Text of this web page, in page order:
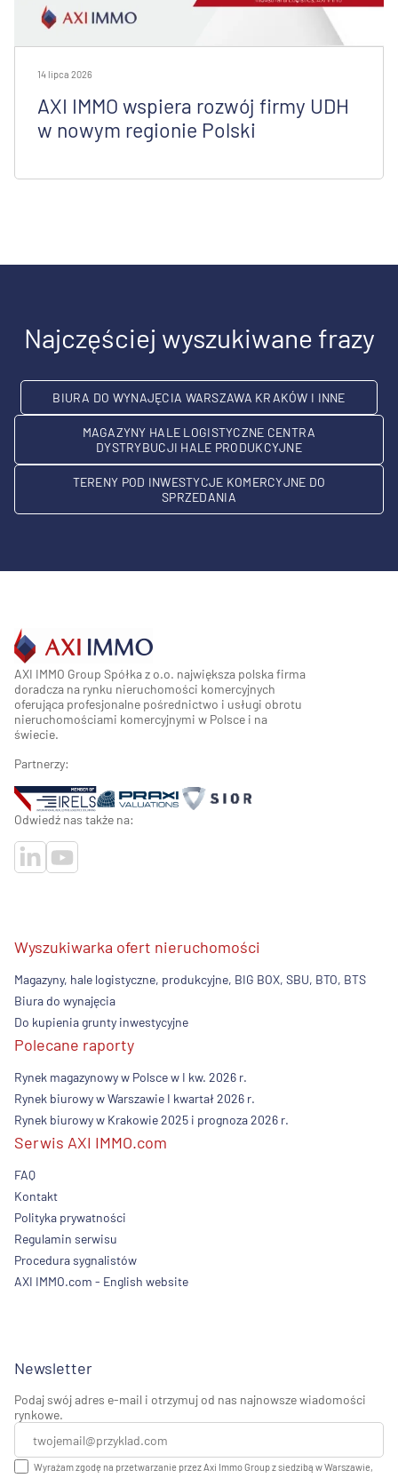
14 lipca 2026
AXI IMMO wspiera rozwój firmy UDH
w nowym regionie Polski
Najczęściej wyszukiwane frazy
BIURA DO WYNAJĘCIA WARSZAWA KRAKÓW I INNE
MAGAZYNY HALE LOGISTYCZNE CENTRA
DYSTRYBUCJI HALE PRODUKCYJNE
TERENY POD INWESTYCJE KOMERCYJNE DO
SPRZEDANIA
AXI IMMO Group Spółka z o.o. największa polska firma
doradcza na rynku nieruchomości komercyjnych
oferująca profesjonalne pośrednictwo i usługi obrotu
nieruchomościami komercyjnymi w Polsce i na
świecie.
Partnerzy:
Odwiedź nas także na:
Wyszukiwarka ofert nieruchomości
Magazyny, hale logistyczne, produkcyjne, BIG BOX, SBU, BTO, BTS
Biura do wynajęcia
Do kupienia grunty inwestycyjne
Polecane raporty
Rynek magazynowy w Polsce w I kw. 2026 r.
Rynek biurowy w Warszawie I kwartał 2026 r.
Rynek biurowy w Krakowie 2025 i prognoza 2026 r.
Serwis AXI IMMO.com
FAQ
Kontakt
Polityka prywatności
Regulamin serwisu
Procedura sygnalistów
AXI IMMO.com - English website
Newsletter
Podaj swój adres e-mail i otrzymuj od nas najnowsze wiadomości
rynkowe.
Wyrażam zgodę na przetwarzanie przez Axi Immo Group z siedzibą w Warszawie,